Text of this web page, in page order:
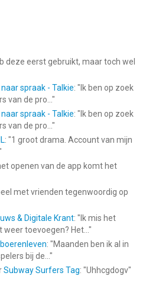
deze eerst gebruikt, maar toch wel
spraak - Talkie: " Ik ben op zoek
van de pro... "
spraak - Talkie: " Ik ben op zoek
van de pro... "
: "1 groot drama. Account van mijn
openen van de app komt het
met vrienden tegenwoordig op
& Digitale Krant: " Ik mis het
toevoegen? Het... "
: "Maanden ben ik al in
bij de... "
Subway Surfers Tag: "Uhhcgdogv"